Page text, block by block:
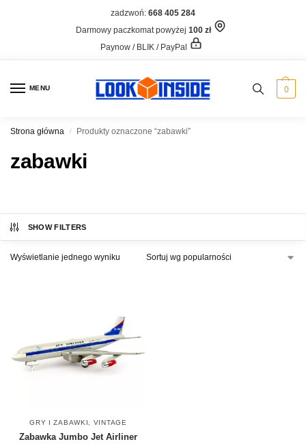
zadzwoń: 668 405 284
Darmowy paczkomat powyżej 100 zł
Paynow / BLIK / PayPal
MENU 0
Strona główna / Produkty oznaczone “zabawki”
zabawki
SHOW FILTERS
Wyświetlanie jednego wyniku
GRY I ZABAWKI VINTAGE
Zabawka Jumbo Jet Airliner